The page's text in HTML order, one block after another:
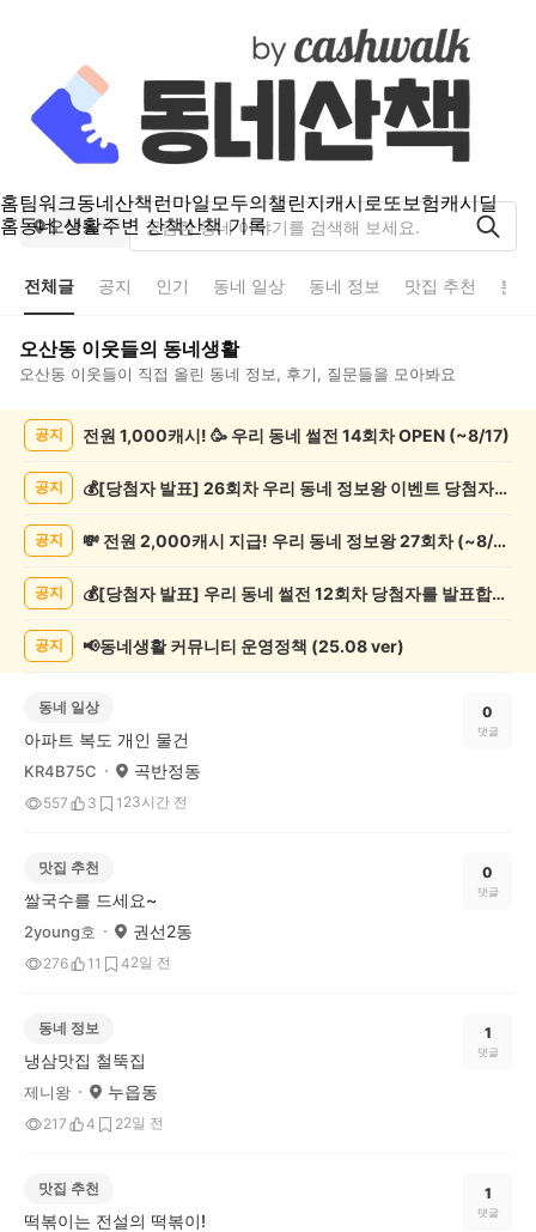
홈팀워크동네산책런마일모두의챌린지캐시로또보험캐시딜
홈동네 생활주변 산책산책 기록
오산동
전체글 공지 인기 동네 일상 동네 정보 맛집 추천 분
오산동 이웃들의 동네생활
오산동 이웃들이 직접 올린 동네 정보, 후기, 질문들을 모아봐요
공지 전원 1,000캐시! 🥳 우리 동네 썰전 14회차 OPEN (~8/17)
공지 💰[당첨자 발표] 26회차 우리 동네 정보왕 이벤트 당첨자를 발표합니다!
공지 💸 전원 2,000캐시 지급! 우리 동네 정보왕 27회차 (~8/10)
공지 💰[당첨자 발표] 우리 동네 썰전 12회차 당첨자를 발표합니다!
공지 📢동네생활 커뮤니티 운영정책 (25.08 ver)
동네 일상
아파트 복도 개인 물건
KR4B75C 곡반정동
557 3 1 23시간 전
0
댓글
맛집 추천
쌀국수를 드세요~
2young호 권선2동
276 11 42일 전
0
댓글
동네 정보
냉삼맛집 철뚝집
제니왕 누읍동
217 4 22일 전
1
댓글
맛집 추천
떡볶이는 전설의 떡볶이!
1
댓글